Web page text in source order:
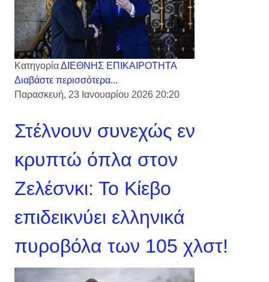
ΚατηγορίαΔΙΕΘΝΗΣ ΕΠΙΚΑΙΡΟΤΗΤΑ
Διαβάστε περισσότερα...
Παρασκευή, 23 Ιανουαρίου 2026 20:20
Στέλνουν συνεχώς εν
κρυπτώ όπλα στον
Ζελέσνκι: Το Κίεβο
επιδεικνύει ελληνικά
πυροβόλα των 105 χλστ!